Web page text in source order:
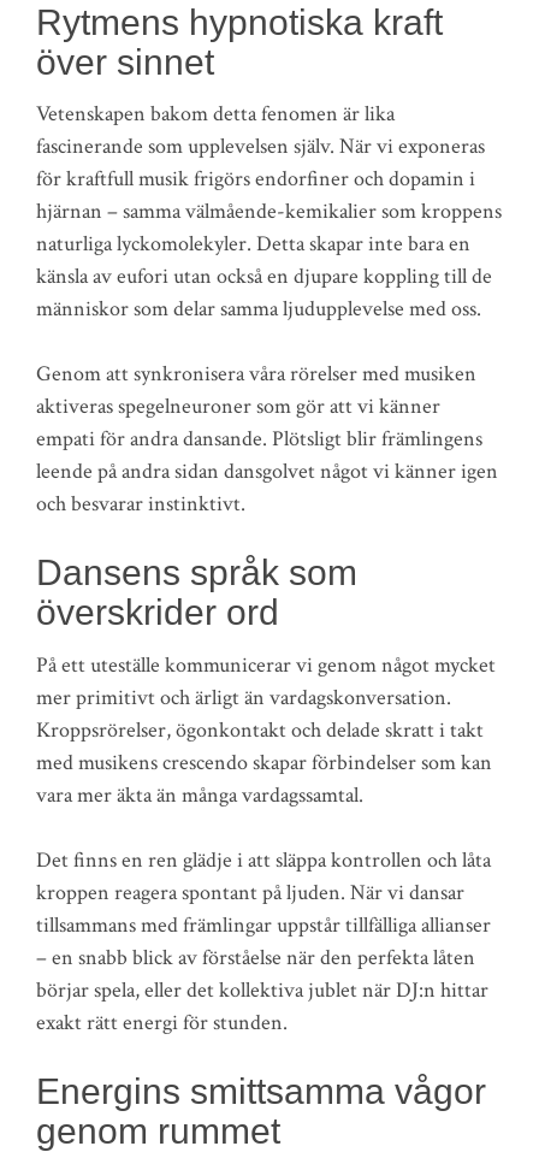
Rytmens hypnotiska kraft
över sinnet
Vetenskapen bakom detta fenomen är lika
fascinerande som upplevelsen själv. När vi exponeras
för kraftfull musik frigörs endorfiner och dopamin i
hjärnan – samma välmående-kemikalier som kroppens
naturliga lyckomolekyler. Detta skapar inte bara en
känsla av eufori utan också en djupare koppling till de
människor som delar samma ljudupplevelse med oss.
Genom att synkronisera våra rörelser med musiken
aktiveras spegelneuroner som gör att vi känner
empati för andra dansande. Plötsligt blir främlingens
leende på andra sidan dansgolvet något vi känner igen
och besvarar instinktivt.
Dansens språk som
överskrider ord
På ett uteställe kommunicerar vi genom något mycket
mer primitivt och ärligt än vardagskonversation.
Kroppsrörelser, ögonkontakt och delade skratt i takt
med musikens crescendo skapar förbindelser som kan
vara mer äkta än många vardagssamtal.
Det finns en ren glädje i att släppa kontrollen och låta
kroppen reagera spontant på ljuden. När vi dansar
tillsammans med främlingar uppstår tillfälliga allianser
– en snabb blick av förståelse när den perfekta låten
börjar spela, eller det kollektiva jublet när DJ:n hittar
exakt rätt energi för stunden.
Energins smittsamma vågor
genom rummet